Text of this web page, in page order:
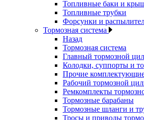
Топливные баки и
Топливные трубки
Форсунки и
Тормозная система
Назад
Тормозная система
Главный тормозной
Колодки, суппорты и
Прочие
Рабочий тормозной
Ремкомплекты
Тормозные барабаны
Тормозные шланги и
Тросы и приводы